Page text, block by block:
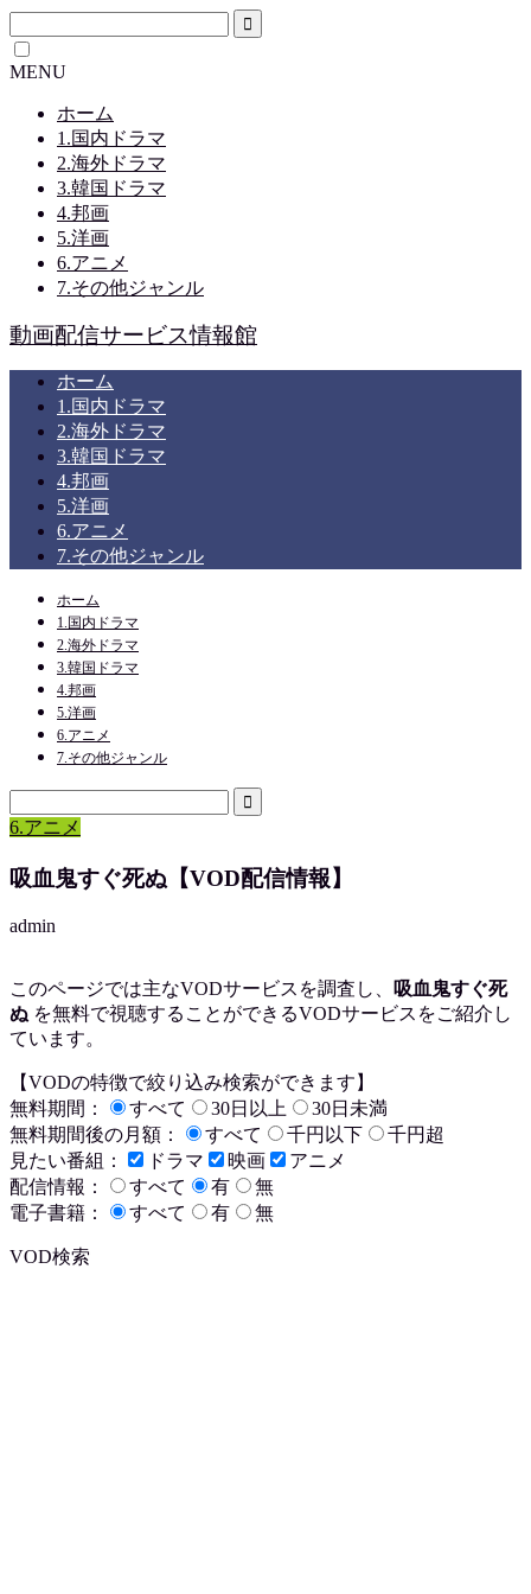
MENU
ホーム
1.国内ドラマ
2.海外ドラマ
3.韓国ドラマ
4.邦画
5.洋画
6.アニメ
7.その他ジャンル
動画配信サービス情報館
ホーム
1.国内ドラマ
2.海外ドラマ
3.韓国ドラマ
4.邦画
5.洋画
6.アニメ
7.その他ジャンル
ホーム
1.国内ドラマ
2.海外ドラマ
3.韓国ドラマ
4.邦画
5.洋画
6.アニメ
7.その他ジャンル
6.アニメ
吸血鬼すぐ死ぬ【VOD配信情報】
admin
このページでは主なVODサービスを調査し、 吸血鬼すぐ死
ぬ を無料で視聴することができるVODサービスをご紹介し
ています。
【VODの特徴で絞り込み検索ができます】
無料期間：
すべて 30日以上
30日未満
無料期間後の月額：
すべて 千円以下
千円超
見たい番組：
ドラマ 映画
アニメ
配信情報：
すべて 有
無
電子書籍：
すべて 有 無
VOD検索